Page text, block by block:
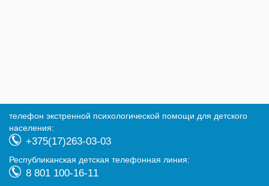
телефон экстренной психологической помощи для детского
населения:
+375(17)263-03-03
Республиканская детская телефонная линия:
8 801 100-16-11